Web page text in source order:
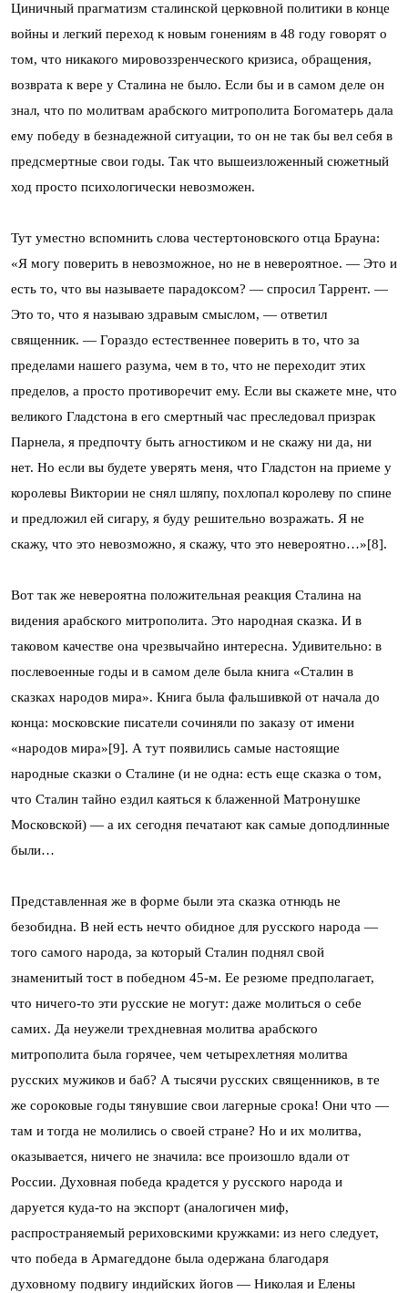
Циничный прагматизм сталинской церковной политики в конце
войны и легкий переход к новым гонениям в 48 году говорят о
том, что никакого мировоззренческого кризиса, обращения,
возврата к вере у Сталина не было. Если бы и в самом деле он
знал, что по молитвам арабского митрополита Богоматерь дала
ему победу в безнадежной ситуации, то он не так бы вел себя в
предсмертные свои годы. Так что вышеизложенный сюжетный
ход просто психологически невозможен.
Тут уместно вспомнить слова честертоновского отца Брауна:
«Я могу поверить в невозможное, но не в невероятное. — Это и
есть то, что вы называете парадоксом? — спросил Таррент. —
Это то, что я называю здравым смыслом, — ответил
священник. — Гораздо естественнее поверить в то, что за
пределами нашего разума, чем в то, что не переходит этих
пределов, а просто противоречит ему. Если вы скажете мне, что
великого Гладстона в его смертный час преследовал призрак
Парнела, я предпочту быть агностиком и не скажу ни да, ни
нет. Но если вы будете уверять меня, что Гладстон на приеме у
королевы Виктории не снял шляпу, похлопал королеву по спине
и предложил ей сигару, я буду решительно возражать. Я не
скажу, что это невозможно, я скажу, что это невероятно…»[8].
Вот так же невероятна положительная реакция Сталина на
видения арабского митрополита. Это народная сказка. И в
таковом качестве она чрезвычайно интересна. Удивительно: в
послевоенные годы и в самом деле была книга «Сталин в
сказках народов мира». Книга была фальшивкой от начала до
конца: московские писатели сочиняли по заказу от имени
«народов мира»[9]. А тут появились самые настоящие
народные сказки о Сталине (и не одна: есть еще сказка о том,
что Сталин тайно ездил каяться к блаженной Матронушке
Московской) — а их сегодня печатают как самые доподлинные
были…
Представленная же в форме были эта сказка отнюдь не
безобидна. В ней есть нечто обидное для русского народа —
того самого народа, за который Сталин поднял свой
знаменитый тост в победном 45-м. Ее резюме предполагает,
что ничего-то эти русские не могут: даже молиться о себе
самих. Да неужели трехдневная молитва арабского
митрополита была горячее, чем четырехлетняя молитва
русских мужиков и баб? А тысячи русских священников, в те
же сороковые годы тянувшие свои лагерные срока! Они что —
там и тогда не молились о своей стране? Но и их молитва,
оказывается, ничего не значила: все произошло вдали от
России. Духовная победа крадется у русского народа и
даруется куда-то на экспорт (аналогичен миф,
распространяемый рериховскими кружками: из него следует,
что победа в Армагеддоне была одержана благодаря
духовному подвигу индийских йогов — Николая и Елены